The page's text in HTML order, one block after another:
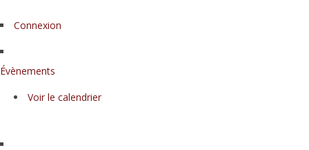
Connexion
Évènements
Voir le calendrier